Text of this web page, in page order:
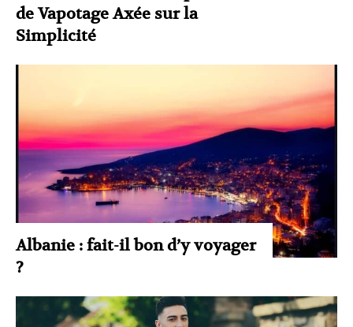
de Vapotage Axée sur la
Simplicité
Albanie : fait-il bon d’y voyager
?